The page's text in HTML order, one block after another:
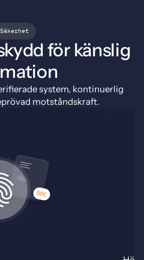
Säkerhet
för känslig
system, kontinuerlig
motståndskraft.